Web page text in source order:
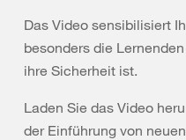
Das Video sensibilisiert
besonders die
ihre Sicherheit ist.
Laden Sie das Video
der Einführung von